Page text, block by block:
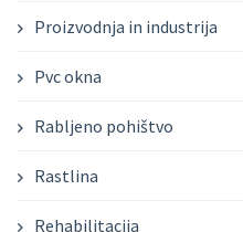
Proizvodnja in industrija
Pvc okna
Rabljeno pohištvo
Rastlina
Rehabilitacija